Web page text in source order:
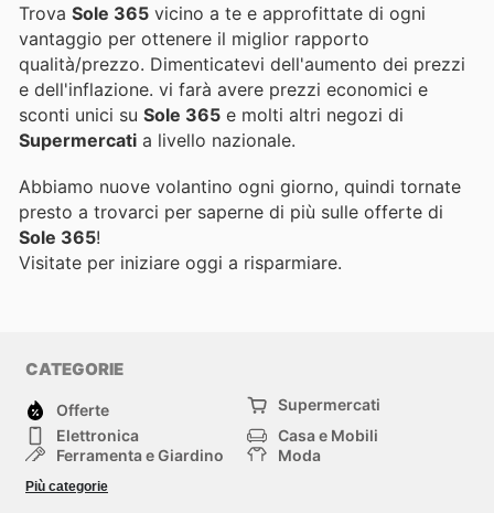
Trova Sole 365 vicino a te e approfittate di ogni
vantaggio per ottenere il miglior rapporto
qualità/prezzo. Dimenticatevi dell'aumento dei prezzi
e dell'inflazione. vi farà avere prezzi economici e
sconti unici su Sole 365 e molti altri negozi di
Supermercati a livello nazionale.
Abbiamo nuove volantino ogni giorno, quindi tornate
presto a trovarci per saperne di più sulle offerte di
Sole 365!
Visitate per iniziare oggi a risparmiare.
CATEGORIE
Offerte
Supermercati
Elettronica
Casa e Mobili
Ferramenta e Giardino
Moda
Bambini e Neonati
Più categorie